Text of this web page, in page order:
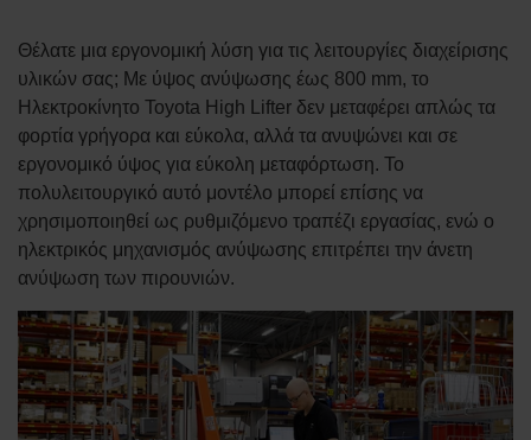
Θέλατε μια εργονομική λύση για τις λειτουργίες διαχείρισης
υλικών σας; Με ύψος ανύψωσης έως 800 mm, το
Ηλεκτροκίνητο Toyota High Lifter δεν μεταφέρει απλώς τα
φορτία γρήγορα και εύκολα, αλλά τα ανυψώνει και σε
εργονομικό ύψος για εύκολη μεταφόρτωση. Το
πολυλειτουργικό αυτό μοντέλο μπορεί επίσης να
χρησιμοποιηθεί ως ρυθμιζόμενο τραπέζι εργασίας, ενώ ο
ηλεκτρικός μηχανισμός ανύψωσης επιτρέπει την άνετη
ανύψωση των πιρουνιών.